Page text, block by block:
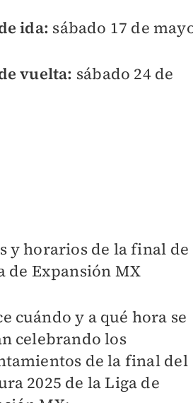
ida: sábado 17 de
vuelta: sábado 24 de
y horarios de la final de
de Expansión MX
cuándo y a qué hora se
celebrando los
de la final del
2025 de la Liga de